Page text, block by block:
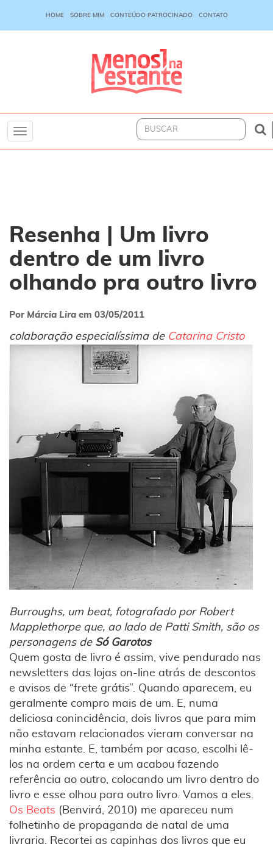
HOME SOBRE MIM CONTEÚDO PATROCINADO CONTATO
Toggle
Resenha | Um livro
dentro de um livro
olhando pra outro livro
Por Márcia Lira em 03/05/2011
colaboração especialíssima de Catarina Cristo
Burroughs, um beat, fotografado por Robert
Mapplethorpe que, ao lado de Patti Smith, são os
personagens de Só Garotos
Quem gosta de livro é assim, vive pendurado nas
newsletters das lojas on-line atrás de descontos
e avisos de “frete grátis”. Quando aparecem, eu
geralmente compro mais de um. E, numa
deliciosa conincidência, dois livros que para mim
não estavam relacionados vieram conversar na
minha estante. E, também por acaso, escolhi lê-
los na ordem certa e um acabou fazendo
referência ao outro, colocando um livro dentro do
livro e esse olhou para outro livro. Vamos a eles.
Os Beats (Benvirá, 2010) me apareceu num
folhetinho de propaganda de natal de uma
livraria. Recortei as capinhas dos livros que eu